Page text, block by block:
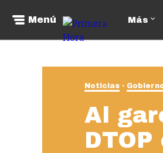
Menú Más
Noticias
Al